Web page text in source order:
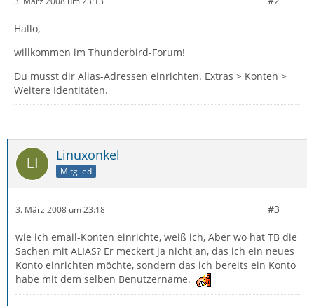
Hallo,
willkommen im Thunderbird-Forum!
Du musst dir Alias-Adressen einrichten. Extras > Konten >
Weitere Identitäten.
Linuxonkel
Mitglied
3. März 2008 um 23:18 #3
wie ich email-Konten einrichte, weiß ich, Aber wo hat TB die
Sachen mit ALIAS? Er meckert ja nicht an, das ich ein neues
Konto einrichten möchte, sondern das ich bereits ein Konto
habe mit dem selben Benutzername.